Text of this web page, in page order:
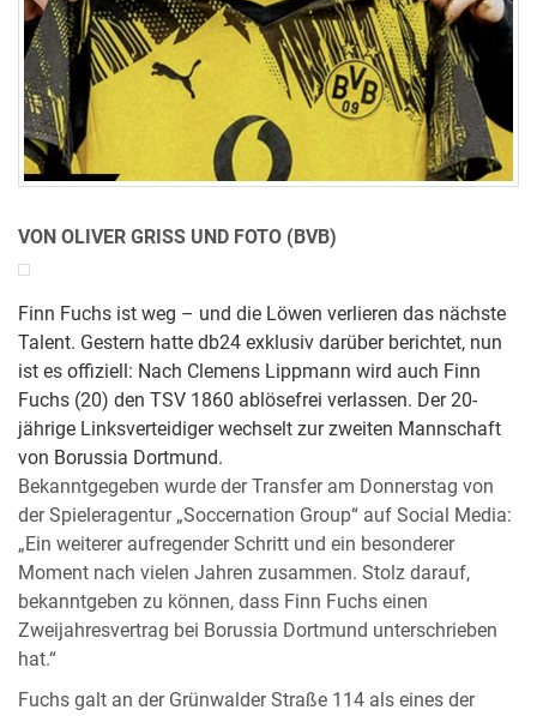
VON OLIVER GRISS UND FOTO (BVB)
Finn Fuchs ist weg – und die Löwen verlieren das nächste
Talent. Gestern hatte db24 exklusiv darüber berichtet, nun
ist es offiziell: Nach Clemens Lippmann wird auch Finn
Fuchs (20) den TSV 1860 ablösefrei verlassen. Der 20-
jährige Linksverteidiger wechselt zur zweiten Mannschaft
von Borussia Dortmund.
Bekanntgegeben wurde der Transfer am Donnerstag von
der Spieleragentur „Soccernation Group“ auf Social Media:
„Ein weiterer aufregender Schritt und ein besonderer
Moment nach vielen Jahren zusammen. Stolz darauf,
bekanntgeben zu können, dass Finn Fuchs einen
Zweijahresvertrag bei Borussia Dortmund unterschrieben
hat.“
Fuchs galt an der Grünwalder Straße 114 als eines der